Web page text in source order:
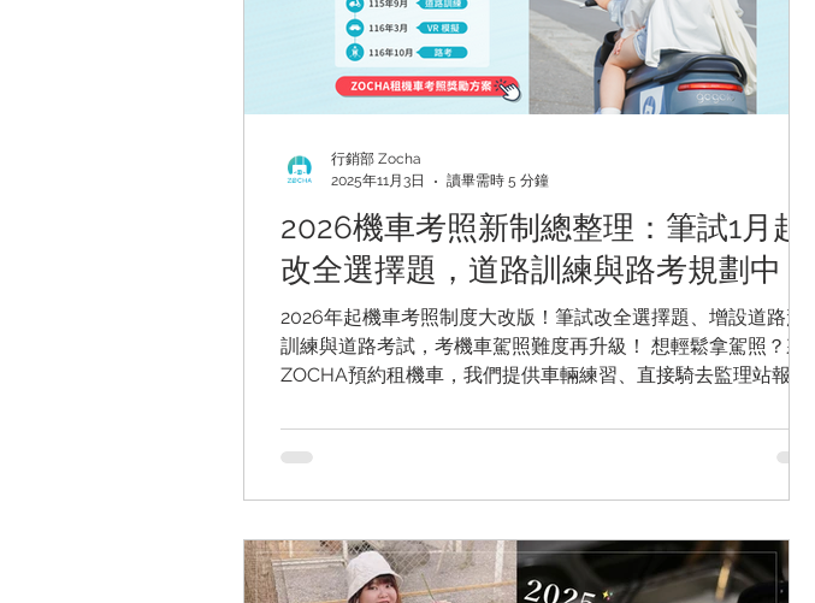
2026機車考照新制總整理：筆試1月起
改全選擇題，道路訓練與路考規劃中
2026年起機車考照制度大改版！筆試改全選擇題、增設道路駕駛
訓練與道路考試，考機車駕照難度再升級！ 想輕鬆拿駕照？來
ZOCHA預約租機車，我們提供車輛練習、直接騎去監理站報
行銷部 Zocha
2025年11月3日
讀畢需時 5 分鐘